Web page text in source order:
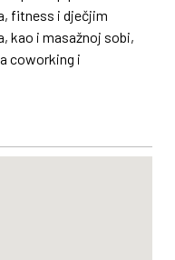
fitness i dječjim
kao i masažnoj sobi,
coworking i